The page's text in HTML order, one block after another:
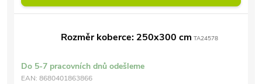
Rozměr koberce: 250x300 cm TA24578
Do 5-7 pracovních dnů odešleme
EAN: 8680401863866